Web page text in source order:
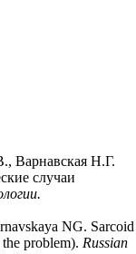
Варнавская Н.Г.
случаи
NG. Sarcoid
problem). Russian